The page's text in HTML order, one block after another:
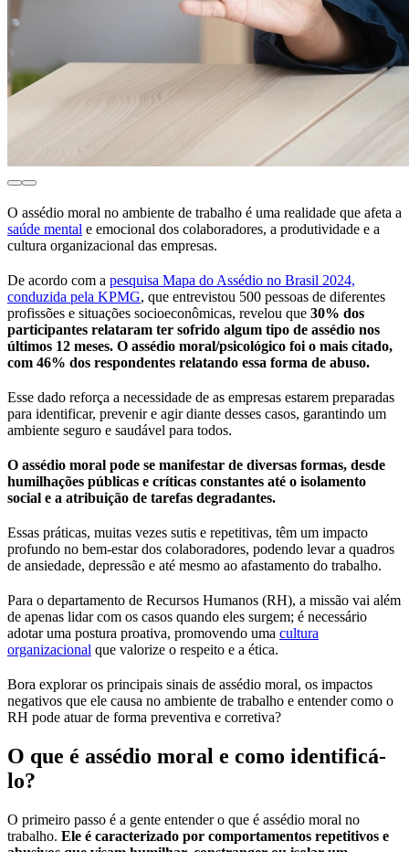
O assédio moral no ambiente de trabalho é uma realidade que afeta a
saúde mental e emocional dos colaboradores, a produtividade e a
cultura organizacional das empresas.
De acordo com a pesquisa Mapa do Assédio no Brasil 2024,
conduzida pela KPMG, que entrevistou 500 pessoas de diferentes
profissões e situações socioeconômicas, revelou que 30% dos
participantes relataram ter sofrido algum tipo de assédio nos
últimos 12 meses. O assédio moral/psicológico foi o mais citado,
com 46% dos respondentes relatando essa forma de abuso.
Esse dado reforça a necessidade de as empresas estarem preparadas
para identificar, prevenir e agir diante desses casos, garantindo um
ambiente seguro e saudável para todos.
O assédio moral pode se manifestar de diversas formas, desde
humilhações públicas e críticas constantes até o isolamento
social e a atribuição de tarefas degradantes.
Essas práticas, muitas vezes sutis e repetitivas, têm um impacto
profundo no bem-estar dos colaboradores, podendo levar a quadros
de ansiedade, depressão e até mesmo ao afastamento do trabalho.
Para o departamento de Recursos Humanos (RH), a missão vai além
de apenas lidar com os casos quando eles surgem; é necessário
adotar uma postura proativa, promovendo uma cultura
organizacional que valorize o respeito e a ética.
Bora explorar os principais sinais de assédio moral, os impactos
negativos que ele causa no ambiente de trabalho e entender como o
RH pode atuar de forma preventiva e corretiva?
O que é assédio moral e como identificá-
lo?
O primeiro passo é a gente entender o que é assédio moral no
trabalho. Ele é caracterizado por comportamentos repetitivos e